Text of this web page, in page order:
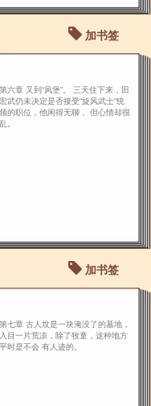
加书签
第六章 又到“风堡”。 三天住下来，田
宏武仍未决定是否接受“旋风武士”统
领的职位，他闲得无聊， 但心情却很
乱。
加书签
第七章 古人坟是一块淹没了的墓地，
入目一片荒凉，除了牧童，这种地方
平时是不会 有人迹的。